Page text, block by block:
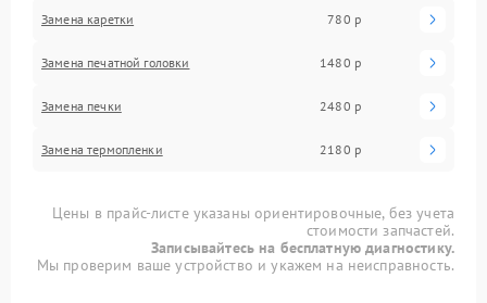
Замена каретки 780 р
Замена печатной головки 1480 р
Замена печки 2480 р
Замена термопленки 2180 р
Цены в прайс-листе указаны ориентировочные, без учета
стоимости запчастей.
Записывайтесь на бесплатную диагностику.
Мы проверим ваше устройство и укажем на неисправность.